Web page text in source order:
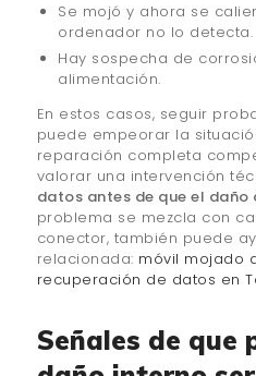
Se mojó y ahora se
ordenador no lo detecta.
Hay sospecha de
alimentación.
En estos casos, seguir
puede empeorar la
reparación completa
valorar una intervención
datos antes de que el daño
problema se mezcla con
conector, también puede
relacionada: móvil mojado
recuperación de datos en
Señales de que